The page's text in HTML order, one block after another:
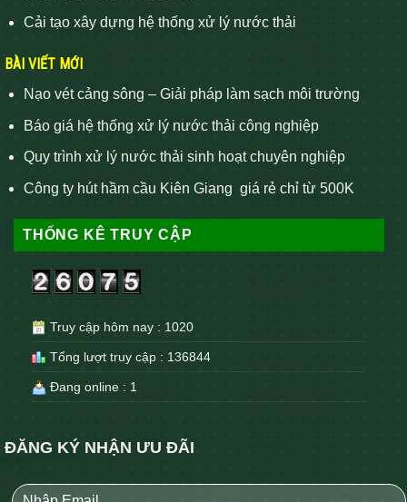
Cải tạo xây dựng hệ thống xử lý nước thải
BÀI VIẾT MỚI
Nạo vét cảng sông – Giải pháp làm sạch môi trường
Báo giá hệ thống xử lý nước thải công nghiệp
Quy trình xử lý nước thải sinh hoạt chuyên nghiệp
Công ty hút hầm cầu Kiên Giang giá rẻ chỉ từ 500K
THỐNG KÊ TRUY CẬP
Truy cập hôm nay : 1020
Tổng lượt truy cập : 136844
Đang online : 1
ĐĂNG KÝ NHẬN ƯU ĐÃI